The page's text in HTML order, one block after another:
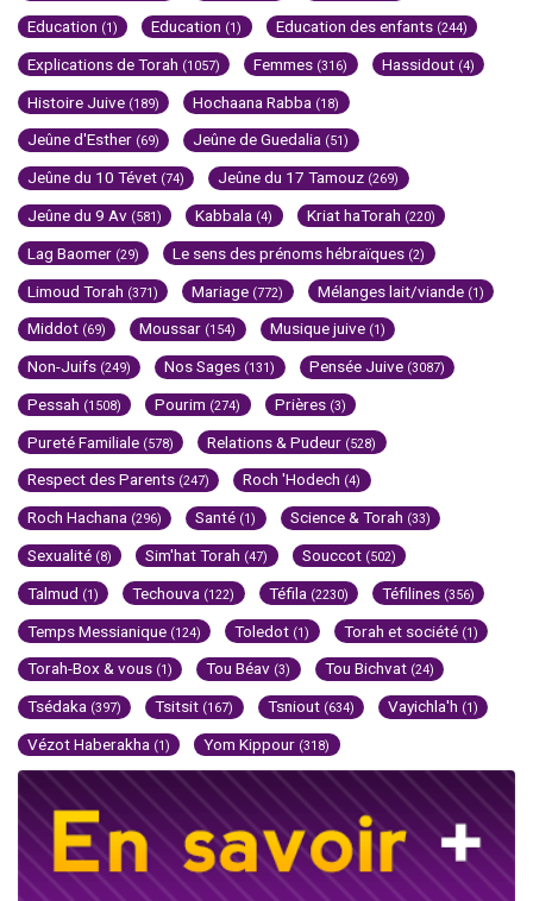
Education (1) Education (1) Education des enfants (244)
Explications de Torah (1057) Femmes (316) Hassidout (4)
Histoire Juive (189) Hochaana Rabba (18)
Jeûne d'Esther (69) Jeûne de Guedalia (51)
Jeûne du 10 Tévet (74) Jeûne du 17 Tamouz (269)
Jeûne du 9 Av (581) Kabbala (4) Kriat haTorah (220)
Lag Baomer (29) Le sens des prénoms hébraïques (2)
Limoud Torah (371) Mariage (772) Mélanges lait/viande (1)
Middot (69) Moussar (154) Musique juive (1)
Non-Juifs (249) Nos Sages (131) Pensée Juive (3087)
Pessah (1508) Pourim (274) Prières (3)
Pureté Familiale (578) Relations & Pudeur (528)
Respect des Parents (247) Roch 'Hodech (4)
Roch Hachana (296) Santé (1) Science & Torah (33)
Sexualité (8) Sim'hat Torah (47) Souccot (502)
Talmud (1) Techouva (122) Téfila (2230) Téfilines (356)
Temps Messianique (124) Toledot (1) Torah et société (1)
Torah-Box & vous (1) Tou Béav (3) Tou Bichvat (24)
Tsédaka (397) Tsitsit (167) Tsniout (634) Vayichla'h (1)
Vézot Haberakha (1) Yom Kippour (318)